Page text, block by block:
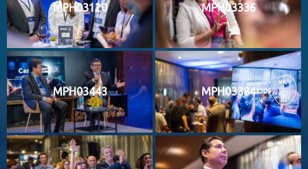
MPH03120 MPH03336
MPH03443 MPH03384